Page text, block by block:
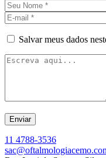
Salvar meus dados
11 4788-3536